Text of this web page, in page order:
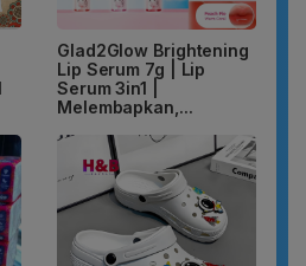
Glad2Glow Brightening
Lip Serum 7g | Lip
Serum 3in1 |
Melembapkan,...